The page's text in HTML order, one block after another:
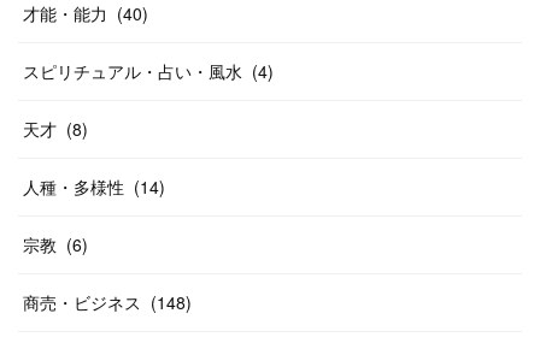
才能・能力 (40)
スピリチュアル・占い・風水 (4)
天才 (8)
人種・多様性 (14)
宗教 (6)
商売・ビジネス (148)